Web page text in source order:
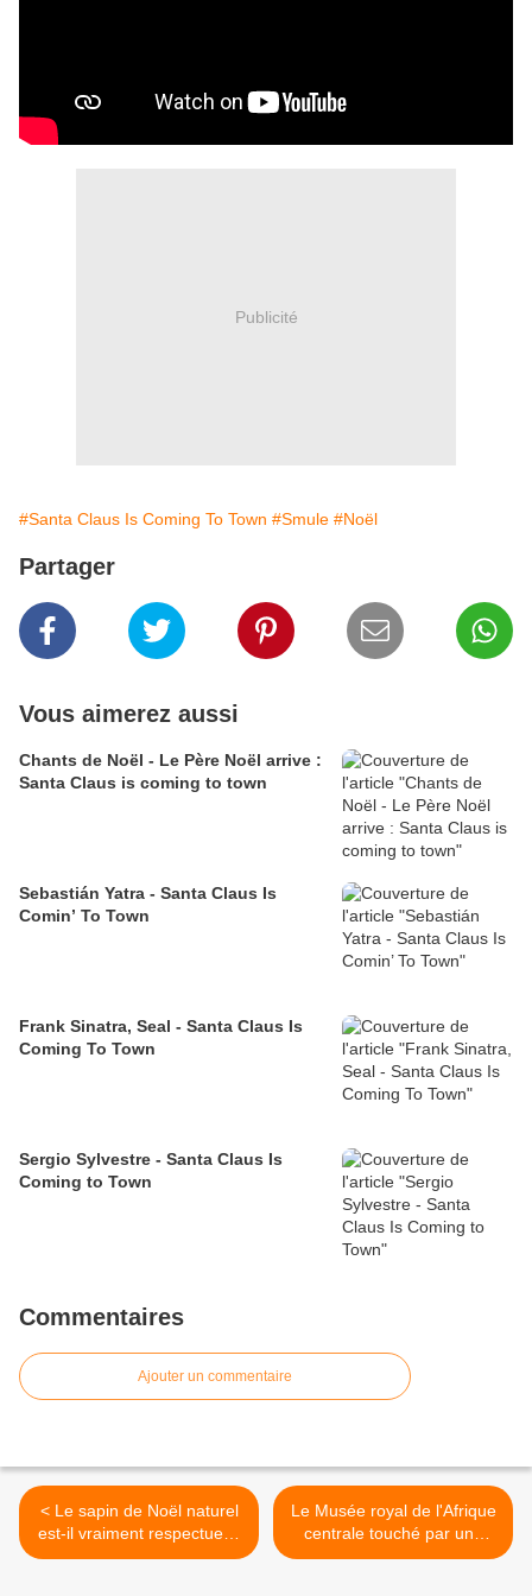
Publicité
#Santa Claus Is Coming To Town #Smule #Noël
Partager
Vous aimerez aussi
Chants de Noël - Le Père Noël arrive :
Santa Claus is coming to town
Sebastián Yatra - Santa Claus Is
Comin’ To Town
Frank Sinatra, Seal - Santa Claus Is
Coming To Town
Sergio Sylvestre - Santa Claus Is
Coming to Town
Commentaires
Ajouter un commentaire
< Le sapin de Noël naturel
est-il vraiment respectueux
de l'environnement ?
Le Musée royal de l'Afrique
centrale touché par une
plainte pour une visite